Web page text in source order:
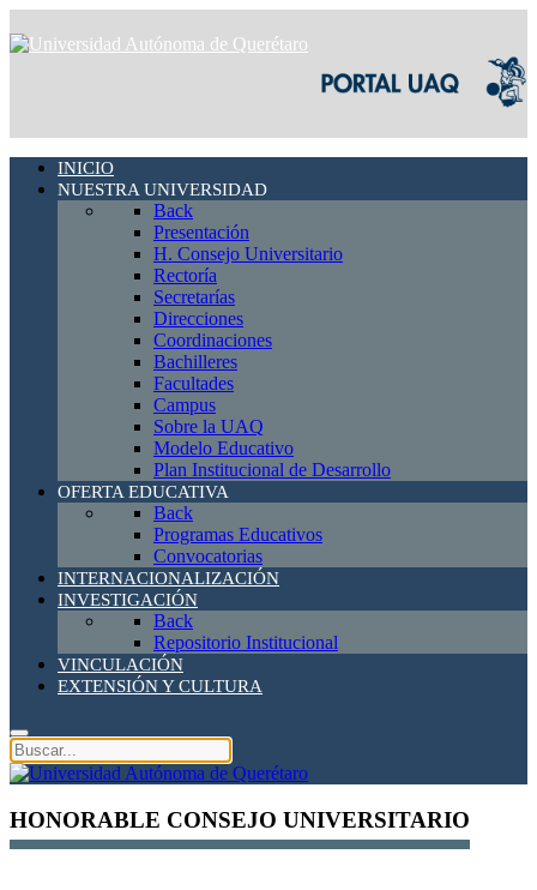
INICIO
NUESTRA UNIVERSIDAD
Back
Presentación
H. Consejo Universitario
Rectoría
Secretarías
Direcciones
Coordinaciones
Bachilleres
Facultades
Campus
Sobre la UAQ
Modelo Educativo
Plan Institucional de Desarrollo
OFERTA EDUCATIVA
Back
Programas Educativos
Convocatorias
INTERNACIONALIZACIÓN
INVESTIGACIÓN
Back
Repositorio Institucional
VINCULACIÓN
EXTENSIÓN Y CULTURA
HONORABLE CONSEJO UNIVERSITARIO